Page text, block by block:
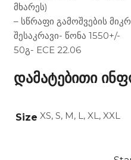
მხარეს)
– სწრაფი გამოშვების
შესაკრავი- წონა 1550+/-
50გ- ECE 22.06
დამატებითი
Size XS, S, M, L, XL, XXL